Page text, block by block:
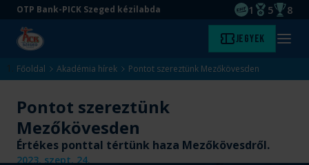
Ugrás
tartalomra
Ugrás
aljára
OTP Bank-PICK Szeged kézilabda
EHF
1
Magyar
5 8
Kezdőlap Jegyek Menü
Főoldal Akadémia hírek Pontot szereztünk Mezőkövesden
Pontot szereztünk
Mezőkövesden
Értékes ponttal tértünk haza Mezőkövesdről.
2023. szept. 24.